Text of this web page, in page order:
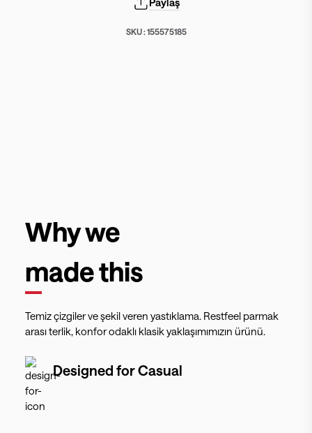
SKU :155575185
Why we
made this
Temiz çizgiler ve şekil veren yastıklama. Restfeel parmak
arası terlik, konfor odaklı klasik yaklaşımımızın ürünü.
Designed forCasual